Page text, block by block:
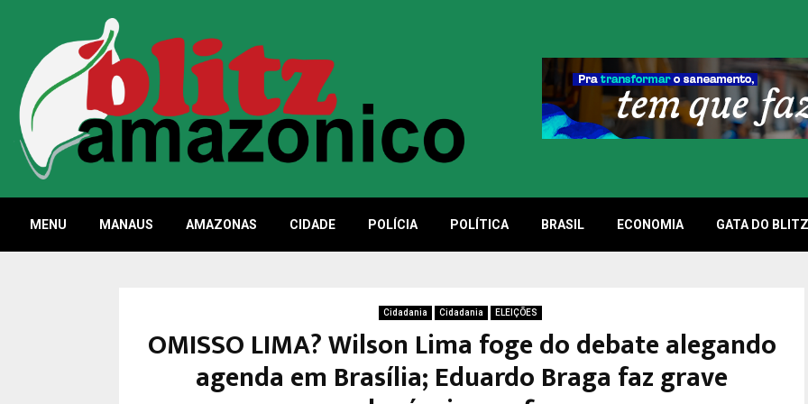
MENU MANAUS AMAZONAS CIDADE POLÍCIA POLÍTICA BRASIL ECONOMIA GATA DO BLITZ
Cidadania Cidadania ELEIÇÕES
OMISSO LIMA? Wilson Lima foge do debate alegando
agenda em Brasília; Eduardo Braga faz grave